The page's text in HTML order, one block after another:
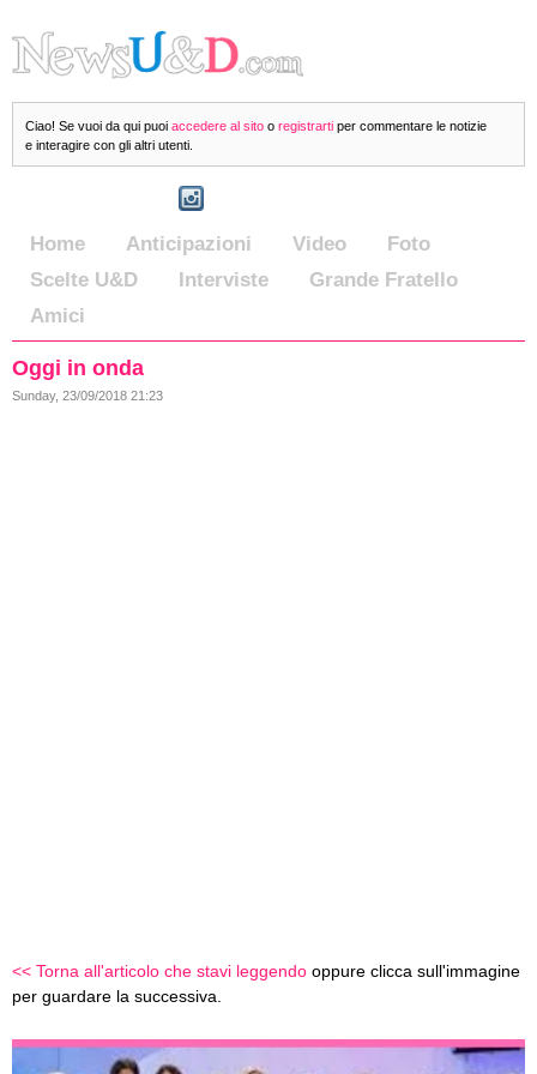
Ciao! Se vuoi da qui puoi accedere al sito o registrarti per commentare le notizie
e interagire con gli altri utenti.
Home Anticipazioni Video
Foto
Scelte U&D
Interviste
Grande Fratello
Amici
Oggi in onda
Sunday, 23/09/2018 21:23
<< Torna all'articolo che stavi leggendo oppure clicca sull'immagine
per guardare la successiva.